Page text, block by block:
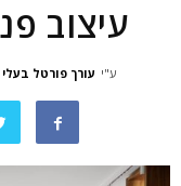
עיצוב
ע"י עורך פורטל